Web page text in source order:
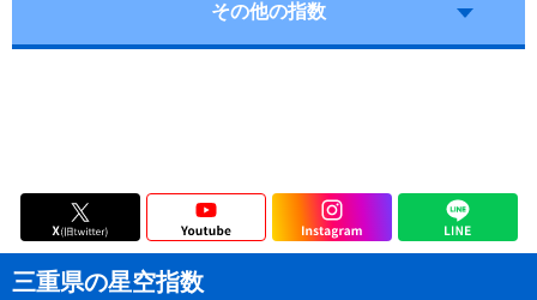
その他の指数
三重県の星空指数